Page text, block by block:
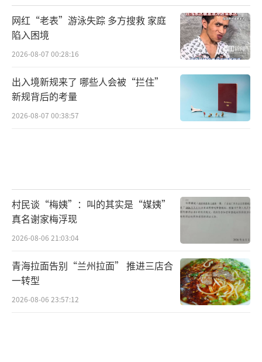
网红“老表”游泳失踪 多方搜救 家庭
陷入困境
2026-08-07 00:28:16
出入境新规来了 哪些人会被“拦住”
新规背后的考量
2026-08-07 00:38:57
村民谈“梅姨”：叫的其实是“媒姨”
真名谢家梅浮现
2026-08-06 21:03:04
青海拉面告别“兰州拉面” 推进三店合
一转型
2026-08-06 23:57:12